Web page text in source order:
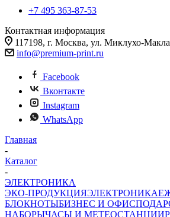
+7 495 363-87-53
Контактная информация
117198, г. Москва, ул. Миклухо-
info@premium-print.ru
Facebook
Вконтакте
Instagram
WhatsApp
Главная
-
Каталог
-
ЭЛЕКТРОНИКА
ЭКО-ПРОДУКЦИЯЭЛЕКТРОНИКА
БЛОКНОТЫБИЗНЕС И ОФИС
НАБОРЫЧАСЫ И МЕТЕОСТАНЦИИ